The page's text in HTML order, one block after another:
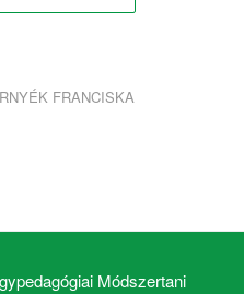
FRANCISKA
Módszertani